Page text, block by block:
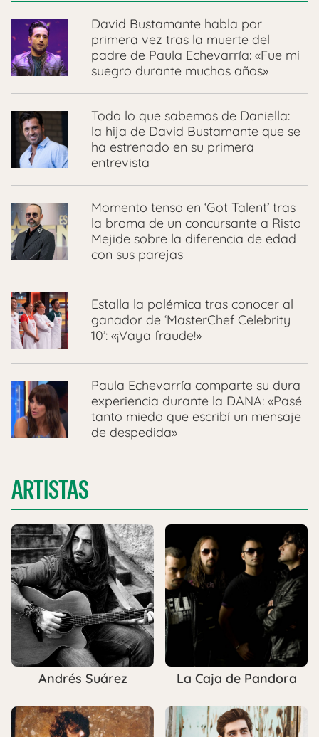
David Bustamante habla por
primera vez tras la muerte del
padre de Paula Echevarría: «Fue mi
suegro durante muchos años»
Todo lo que sabemos de Daniella:
la hija de David Bustamante que se
ha estrenado en su primera
entrevista
Momento tenso en ‘Got Talent’ tras
la broma de un concursante a Risto
Mejide sobre la diferencia de edad
con sus parejas
Estalla la polémica tras conocer al
ganador de ‘MasterChef Celebrity
10’: «¡Vaya fraude!»
Paula Echevarría comparte su dura
experiencia durante la DANA: «Pasé
tanto miedo que escribí un mensaje
de despedida»
ARTISTAS
Andrés Suárez La Caja de Pandora